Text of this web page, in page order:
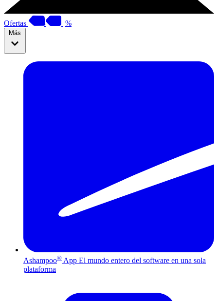
Ofertas %
Más
Ashampoo® App El mundo entero del software en una sola
plataforma